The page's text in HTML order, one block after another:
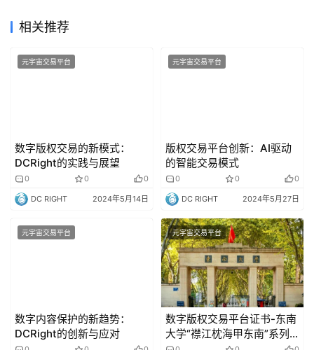
相关推荐
元宇宙交易平台
数字版权交易的新模式：
DCRight的实践与展望
0 0 0
DC RIGHT 2024年5月14日
元宇宙交易平台
版权交易平台创新：AI驱动
的智能交易模式
0 0 0
DC RIGHT 2024年5月27日
元宇宙交易平台
数字内容保护的新趋势：
DCRight的创新与应对
元宇宙交易平台
数字版权交易平台证书-东南
大学“襟江枕海甲东南”系列